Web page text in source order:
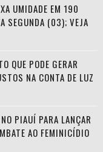
UMIDADE EM 190
SEGUNDA (03); VEJA
QUE PODE GERAR
NA CONTA DE LUZ
PIAUÍ PARA LANÇAR
AO FEMINICÍDIO